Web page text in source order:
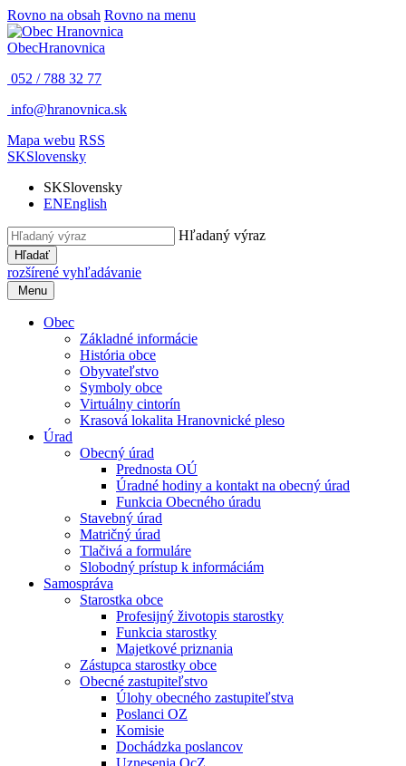
Rovno na obsah Rovno na menu
ObecHranovnica
052 / 788 32 77
info@hranovnica.sk
Mapa webu RSS
SKSlovensky
SKSlovensky
ENEnglish
Hľadaný výraz
Hľadať
rozšírené vyhľadávanie
Menu
Obec
Základné informácie
História obce
Obyvateľstvo
Symboly obce
Virtuálny cintorín
Krasová lokalita Hranovnické pleso
Úrad
Obecný úrad
Prednosta OÚ
Úradné hodiny a kontakt na obecný úrad
Funkcia Obecného úradu
Stavebný úrad
Matričný úrad
Tlačivá a formuláre
Slobodný prístup k informáciám
Samospráva
Starostka obce
Profesijný životopis starostky
Funkcia starostky
Majetkové priznania
Zástupca starostky obce
Obecné zastupiteľstvo
Úlohy obecného zastupiteľstva
Poslanci OZ
Komisie
Dochádzka poslancov
Uznesenia OcZ